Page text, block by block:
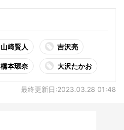
山﨑賢人 吉沢亮
橋本環奈 大沢たかお
最終更新日:2023.03.28 01:48